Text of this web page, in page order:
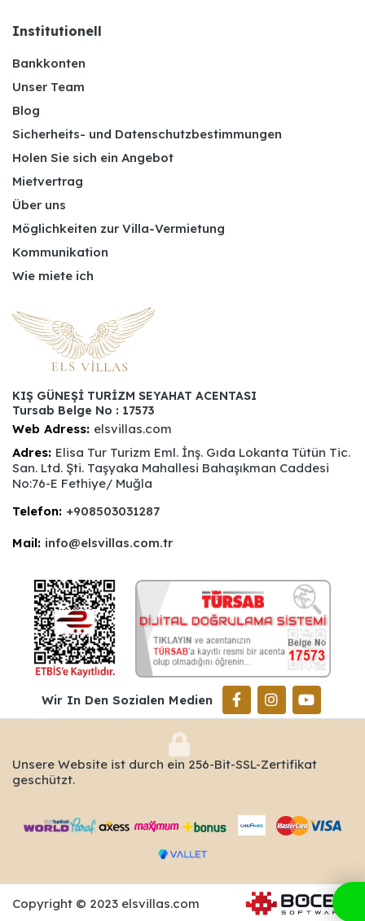
Institutionell
Bankkonten
Unser Team
Blog
Sicherheits- und Datenschutzbestimmungen
Holen Sie sich ein Angebot
Mietvertrag
Über uns
Möglichkeiten zur Villa-Vermietung
Kommunikation
Wie miete ich
KIŞ GÜNEŞİ TURİZM SEYAHAT ACENTASI
Tursab Belge No : 17573
Web Adress: elsvillas.com
Adres: Elisa Tur Turizm Eml. İnş. Gıda Lokanta Tütün Tic.
San. Ltd. Şti. Taşyaka Mahallesi Bahaşıkman Caddesi
No:76-E Fethiye/ Muğla
Telefon: +908503031287
Mail: info@elsvillas.com.tr
Wir In Den Sozialen Medien
Unsere Website ist durch ein 256-Bit-SSL-Zertifikat
geschützt.
Copyright © 2023 elsvillas.com